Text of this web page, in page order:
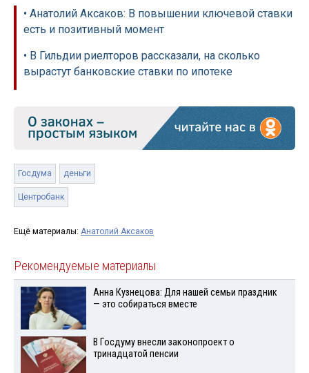
• Анатолий Аксаков: В повышении ключевой ставки
есть и позитивный момент
• В Гильдии риелторов рассказали, на сколько
вырастут банковские ставки по ипотеке
Госдума деньги
Центробанк
Ещё материалы: Анатолий Аксаков
Рекомендуемые материалы
Анна Кузнецова: Для нашей семьи праздник
— это собираться вместе
В Госдуму внесли законопроект о
тринадцатой пенсии